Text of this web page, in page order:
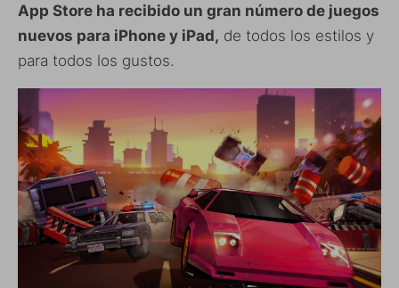
App Store ha recibido un gran número de juegos
nuevos para iPhone y iPad, de todos los estilos y
para todos los gustos.